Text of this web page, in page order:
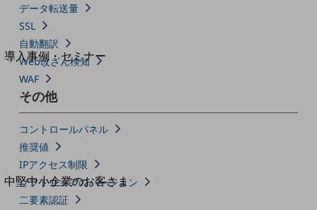
別ウィンドウで開きます
サービスをご利用中のお客さま
導入事例・セミナー
導入事例TOP
最新の導入事例や注目の導入事例をご紹介します
セミナー
開催・出展する各種セミナー、イベント情報をご紹介します
中堅中小企業のお客さま
NTTドコモビジネスウォッチ
データ転送量
SSL
自動翻訳
Web改ざん検知
WAF
その他
コントロールパネル
推奨値
IPアクセス制限
ソフトウェアのバージョン
二要素認証